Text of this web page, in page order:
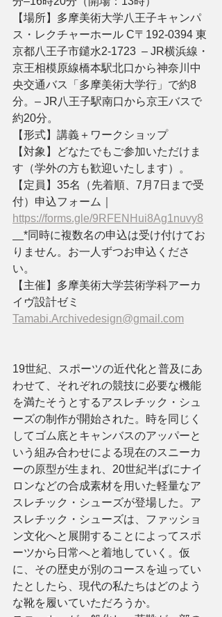
【場所】多摩美術大学八王子キャンパ
ス・レクチャーホール C〒192-0394 東
京都八王子市鑓水2-1723  – JR横浜線・
京王相模原線橋本駅北口から神奈川中
央交通バス「多摩美術大学行」で約8
分。– JR八王子駅南口から京王バスで
約20分。
【形式】講義＋ワークショップ
【対象】どなたでもご参加いただけま
す（学外の方も歓迎いたします）。
【定員】35名（先着順、7月7日まで受
付）申込フォーム｜
https://forms.gle/9RFENHui8Ag1nuvy8
*同時に複数名の申込は受け付けてお
りません。お一人ずつお申込くださ
い。
【主催】多摩美術大学芸術学科アーカ
イヴ設計ゼミ
Tamabi.Archivedesign@gmail.com
19世紀、スポーツの近代化と普及にあ
わせて、それぞれの競技に必要な機能
を満たそうとするアスレチック・シュ
ーズの制作が開始された。時を同じく
してゴム底とキャンバスのアッパーと
いう組み合わせによる現在のスニーカ
ーの原型が生まれ、20世紀半ばにナイ
ロンなどの合成素材を用いた軽量なア
スレチック・シューズが登場した。ア
スレチック・シューズは、ファッショ
ン文化へと展開することによってスポ
ーツから日常へと着地していく。仮
に、その歴史が別のコースを辿ってい
たとしたら、現代の私たちはどのよう
な靴を履いていただろうか。